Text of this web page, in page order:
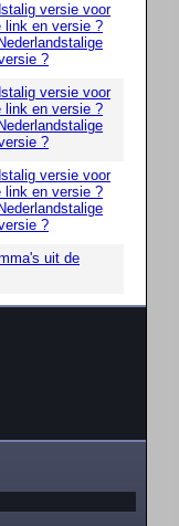
versie voor
link en versie ?
?
versie voor
link en versie ?
?
versie voor
link en versie ?
?
uit de